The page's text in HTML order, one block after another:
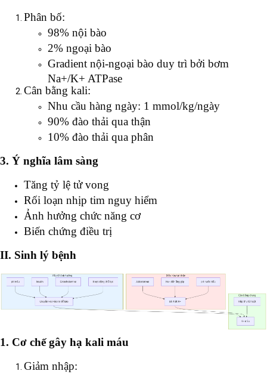
Phân bố:
98% nội bào
2% ngoại bào
Gradient nội-ngoại bào duy trì bởi bơm
Na+/K+ ATPase
Cân bằng kali:
Nhu cầu hàng ngày: 1 mmol/kg/ngày
90% đào thải qua thận
10% đào thải qua phân
3. Ý nghĩa lâm sàng
Tăng tỷ lệ tử vong
Rối loạn nhịp tim nguy hiểm
Ảnh hưởng chức năng cơ
Biến chứng điều trị
II. Sinh lý bệnh
1. Cơ chế gây hạ kali máu
Giảm nhập: